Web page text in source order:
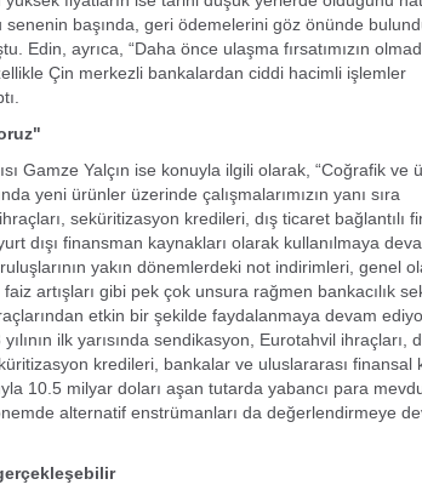
senenin başında, geri ödemelerini göz önünde
Edin, ayrıca, “Daha önce ulaşma fırsatımızın
Çin merkezli bankalardan ciddi hacimli işlemler
Gamze Yalçın ise konuyla ilgili olarak, “Coğrafik ve
yeni ürünler üzerinde çalışmalarımızın yanı sıra
seküritizasyon kredileri, dış ticaret bağlantılı
dışı finansman kaynakları olarak kullanılmaya
yakın dönemlerdeki not indirimleri, genel
artışları gibi pek çok unsura rağmen bankacılık
etkin bir şekilde faydalanmaya devam
ilk yarısında sendikasyon, Eurotahvil ihraçları,
kredileri, bankalar ve uluslararası finansal
10.5 milyar doları aşan tutarda yabancı para
alternatif enstrümanları da değerlendirmeye